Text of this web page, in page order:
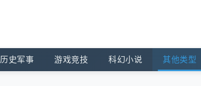
历史军事 游戏竞技 科幻小说 其他类型